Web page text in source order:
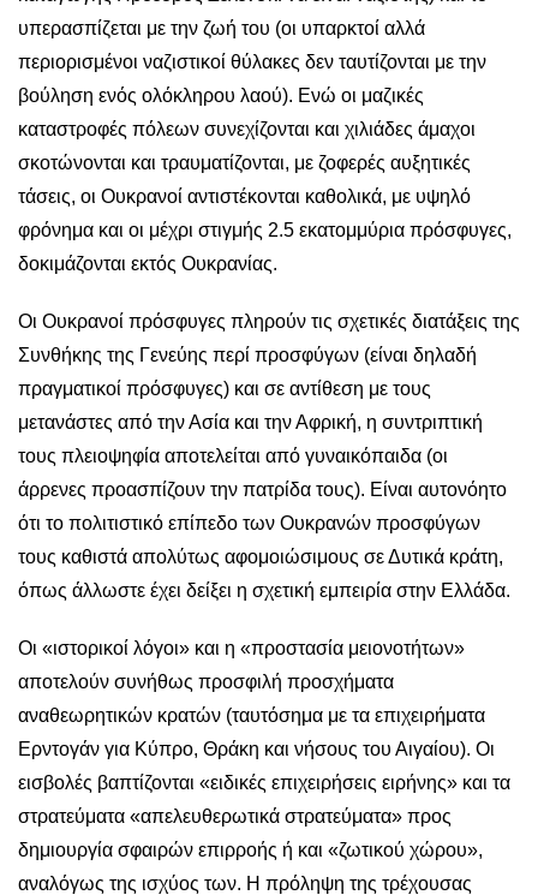
υπερασπίζεται με την ζωή του (οι υπαρκτοί αλλά
περιορισμένοι ναζιστικοί θύλακες δεν ταυτίζονται με την
βούληση ενός ολόκληρου λαού). Ενώ οι μαζικές
καταστροφές πόλεων συνεχίζονται και χιλιάδες άμαχοι
σκοτώνονται και τραυματίζονται, με ζοφερές αυξητικές
τάσεις, οι Ουκρανοί αντιστέκονται καθολικά, με υψηλό
φρόνημα και οι μέχρι στιγμής 2.5 εκατομμύρια πρόσφυγες,
δοκιμάζονται εκτός Ουκρανίας.
Οι Ουκρανοί πρόσφυγες πληρούν τις σχετικές διατάξεις της
Συνθήκης της Γενεύης περί προσφύγων (είναι δηλαδή
πραγματικοί πρόσφυγες) και σε αντίθεση με τους
μετανάστες από την Ασία και την Αφρική, η συντριπτική
τους πλειοψηφία αποτελείται από γυναικόπαιδα (οι
άρρενες προασπίζουν την πατρίδα τους). Είναι αυτονόητο
ότι το πολιτιστικό επίπεδο των Ουκρανών προσφύγων
τους καθιστά απολύτως αφομοιώσιμους σε Δυτικά κράτη,
όπως άλλωστε έχει δείξει η σχετική εμπειρία στην Ελλάδα.
Οι «ιστορικοί λόγοι» και η «προστασία μειονοτήτων»
αποτελούν συνήθως προσφιλή προσχήματα
αναθεωρητικών κρατών (ταυτόσημα με τα επιχειρήματα
Ερντογάν για Κύπρο, Θράκη και νήσους του Αιγαίου). Οι
εισβολές βαπτίζονται «ειδικές επιχειρήσεις ειρήνης» και τα
στρατεύματα «απελευθερωτικά στρατεύματα» προς
δημιουργία σφαιρών επιρροής ή και «ζωτικού χώρου»,
αναλόγως της ισχύος των. Η πρόληψη της τρέχουσας